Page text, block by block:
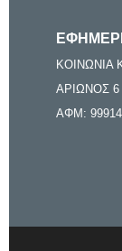
ΑΡΙΩΝΟΣ
ΑΦΜ: